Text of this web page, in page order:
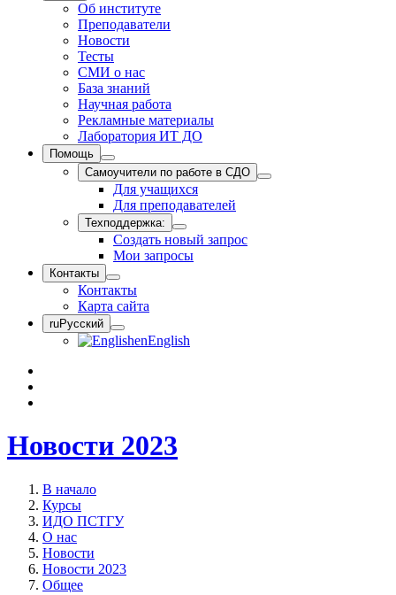
Об институте
Преподаватели
Новости
Тесты
СМИ о нас
База знаний
Научная работа
Рекламные материалы
Лаборатория ИТ ДО
Помощь
Самоучители по работе в СДО
Для учащихся
Для преподавателей
Техподдержка:
Создать новый запрос
Мои запросы
Контакты
Контакты
Карта сайта
ruРусский
enEnglish
Новости 2023
В начало
Курсы
ИДО ПСТГУ
О нас
Новости
Новости 2023
Общее